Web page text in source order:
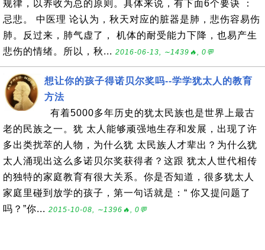
规律，以养收为总的原则。具体来说，有下面6个要诀 ：
忌悲。 中医理 论认为，秋天对应的脏器是肺，悲伤容易伤
肺。反过来，肺气虚了， 机体的耐受能力下降，也易产生
悲伤的情绪。所以，秋... 2016-06-13, ∼1439🔥, 0💬
想让你的孩子得诺贝尔奖吗--学学犹太人的教育
方法
有着5000多年历史的犹太民族也是世界上最古
老的民族之一。犹 太人能够顽强地生存和发展，出现了许
多出类扰萃的人物，为什么犹 太民族人才辈出？为什么犹
太人涌现出这么多诺贝尔奖获得者？这跟 犹太人世代相传
的独特的家庭教育有很大关系。你是否知道，很多犹太人
家庭里碰到放学的孩子，第一句话就是：“ 你又提问题了
吗？”你... 2015-10-08, ∼1396🔥, 0💬